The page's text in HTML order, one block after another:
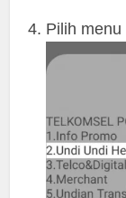
Pilih menu